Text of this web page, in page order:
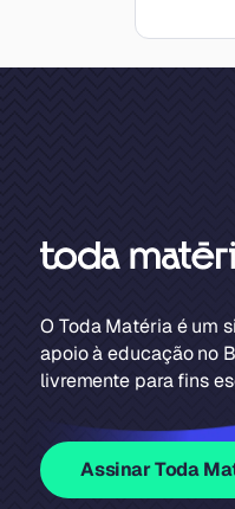
O Toda Matéria é um
apoio à educação no
livremente para fins
Assinar Toda